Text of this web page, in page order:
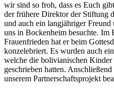
wir sind so froh, dass es Euch
der frühere Direktor der Stiftung
und auch ein langjähriger Freund
uns in Bockenheim besuchte. Im
Frauenfrieden hat er beim
konzelebriert. Es wurden auch
welche die bolivianischen
geschrieben hatten.
unserem Partnerschaftsprojekt